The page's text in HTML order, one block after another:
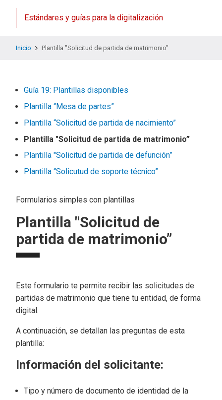
Estándares y guías para la digitalización
Inicio Plantilla "Solicitud de partida de matrimonio”
Guía 19: Plantillas disponibles
Plantilla “Mesa de partes”
Plantilla “Solicitud de partida de nacimiento”
Plantilla "Solicitud de partida de matrimonio”
Plantilla "Solicitud de partida de defunción”
Plantilla “Solicutud de soporte técnico”
Formularios simples con plantillas
Plantilla "Solicitud de
partida de matrimonio”
Este formulario te permite recibir las solicitudes de
partidas de matrimonio que tiene tu entidad, de forma
digital.
A continuación, se detallan las preguntas de esta
plantilla:
Información del solicitante:
Tipo y número de documento de identidad de la